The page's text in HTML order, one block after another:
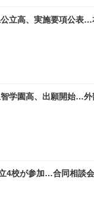
公立高、実施要項公表
智学園高、出願開始…
4校が参加…合同相談